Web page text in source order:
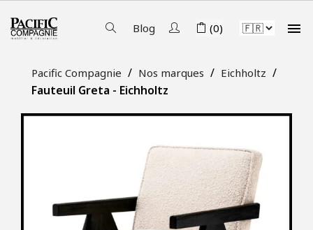
Blog (0) 
Pacific Compagnie Nos marques Eichholtz
Fauteuil Greta - Eichholtz